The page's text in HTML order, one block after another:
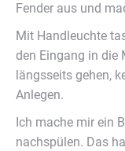
Fender aus und
Mit Handleuchte
den Eingang in die
längsseits gehen,
Anlegen.
Ich mache mir ein
nachspülen. Das